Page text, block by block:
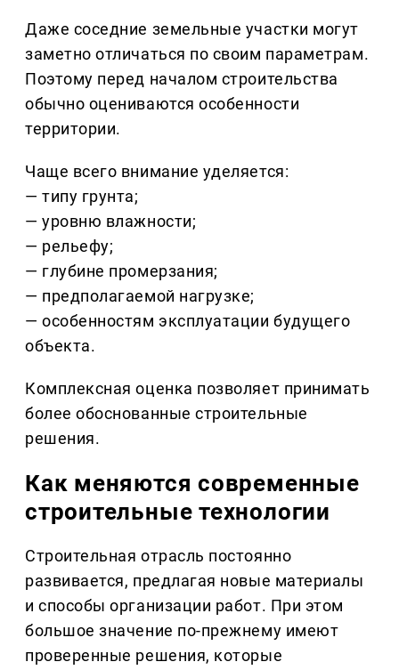
Даже соседние земельные участки могут
заметно отличаться по своим параметрам.
Поэтому перед началом строительства
обычно оцениваются особенности
территории.
Чаще всего внимание уделяется:
— типу грунта;
— уровню влажности;
— рельефу;
— глубине промерзания;
— предполагаемой нагрузке;
— особенностям эксплуатации будущего
объекта.
Комплексная оценка позволяет принимать
более обоснованные строительные
решения.
Как меняются современные
строительные технологии
Строительная отрасль постоянно
развивается, предлагая новые материалы
и способы организации работ. При этом
большое значение по-прежнему имеют
проверенные решения, которые